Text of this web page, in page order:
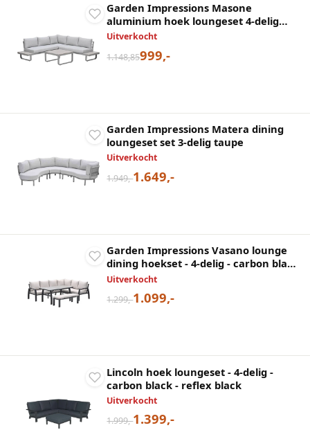
Garden Impressions Masone
aluminium hoek loungeset 4-delig
taupe
Uitverkocht
1.148,85999,-
Garden Impressions Matera dining
loungeset set 3-delig taupe
Uitverkocht
1.949,-1.649,-
Garden Impressions Vasano lounge
dining hoekset - 4-delig - carbon black
- desert sand - slate grey keramisch
Uitverkocht
1.299,-1.099,-
Lincoln hoek loungeset - 4-delig -
carbon black - reflex black
Uitverkocht
1.999,-1.399,-